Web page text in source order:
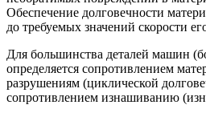
Обеспечение долговечности
до требуемых значений скорости
Для большинства деталей машин
определяется сопротивлением
разрушениям (циклической
сопротивлением изнашиванию